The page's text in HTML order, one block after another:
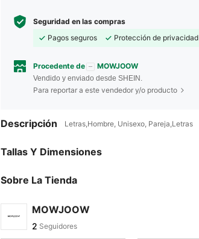
Seguridad en las compras
Pagos seguros
Protección de privacidad
Procedente de MOWJOOW
Vendido y enviado desde SHEIN.
Para reportar a este vendedor y/o producto
Descripción Letras,Hombre, Unisexo, Pareja,Letras
Tallas Y Dimensiones
Sobre La Tienda
MOWJOOW
2 Seguidores